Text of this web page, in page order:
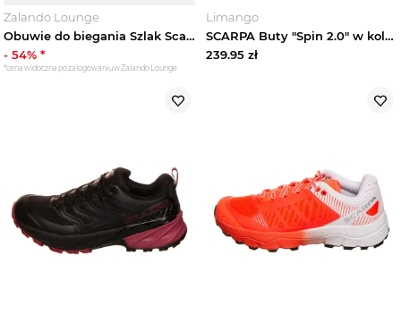
Zalando Lounge
Obuwie do biegania Szlak Scarpa czarny
- 54% *
*cena widoczna po zalogowaniu w Zalando Lounge
Limango
SCARPA Buty "Spin 2.0" w kolorze turkusowym do biegania rozmiar: 41, 5
239.95 zł